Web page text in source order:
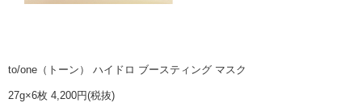
to/one（トーン） ハイドロ ブースティング マスク
27g×6枚 4,200円(税抜)